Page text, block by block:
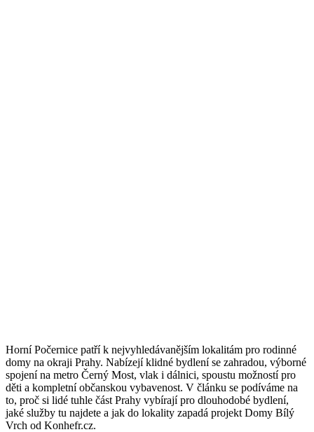
Horní Počernice patří k nejvyhledávanějším lokalitám pro rodinné
domy na okraji Prahy. Nabízejí klidné bydlení se zahradou, výborné
spojení na metro Černý Most, vlak i dálnici, spoustu možností pro
děti a kompletní občanskou vybavenost. V článku se podíváme na
to, proč si lidé tuhle část Prahy vybírají pro dlouhodobé bydlení,
jaké služby tu najdete a jak do lokality zapadá projekt Domy Bílý
Vrch od Konhefr.cz.